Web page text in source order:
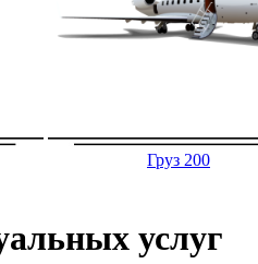
Груз 200
услуг